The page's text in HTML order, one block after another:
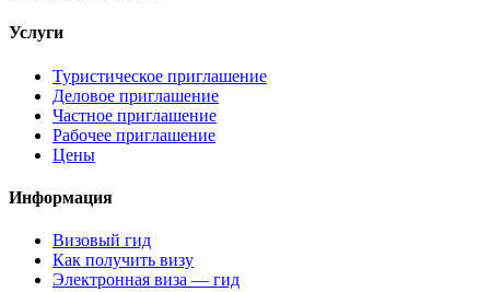
Услуги
Туристическое приглашение
Деловое приглашение
Частное приглашение
Рабочее приглашение
Цены
Информация
Визовый гид
Как получить визу
Электронная виза — гид